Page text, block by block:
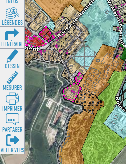
LÉGENDES
ITINÉRAIRE
DESSIN
MESURER
IMPRIMER
PARTAGER
ALLER VERS